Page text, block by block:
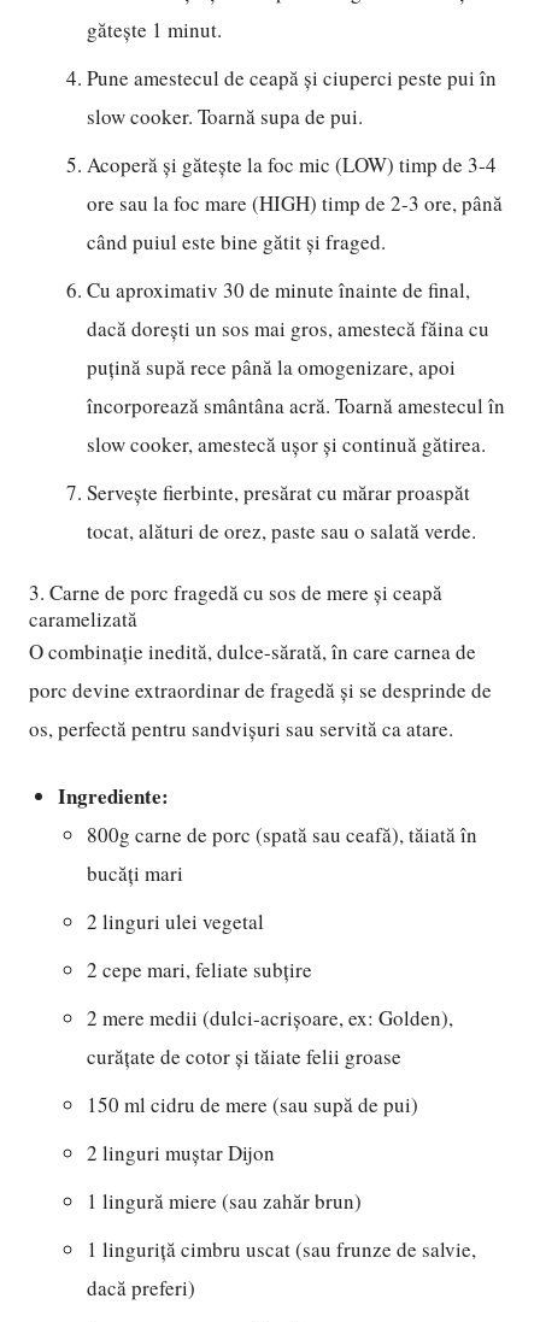
gătește 1 minut.
Pune amestecul de ceapă și ciuperci peste pui în
slow cooker. Toarnă supa de pui.
Acoperă și gătește la foc mic (LOW) timp de 3-4
ore sau la foc mare (HIGH) timp de 2-3 ore, până
când puiul este bine gătit și fraged.
Cu aproximativ 30 de minute înainte de final,
dacă dorești un sos mai gros, amestecă făina cu
puțină supă rece până la omogenizare, apoi
încorporează smântâna acră. Toarnă amestecul în
slow cooker, amestecă ușor și continuă gătirea.
Servește fierbinte, presărat cu mărar proaspăt
tocat, alături de orez, paste sau o salată verde.
3. Carne de porc fragedă cu sos de mere și ceapă
caramelizată
O combinație inedită, dulce-sărată, în care carnea de
porc devine extraordinar de fragedă și se desprinde de
os, perfectă pentru sandvișuri sau servită ca atare.
Ingrediente:
800g carne de porc (spată sau ceafă), tăiată în
bucăți mari
2 linguri ulei vegetal
2 cepe mari, feliate subțire
2 mere medii (dulci-acrișoare, ex: Golden),
curățate de cotor și tăiate felii groase
150 ml cidru de mere (sau supă de pui)
2 linguri muștar Dijon
1 lingură miere (sau zahăr brun)
1 linguriță cimbru uscat (sau frunze de salvie,
dacă preferi)